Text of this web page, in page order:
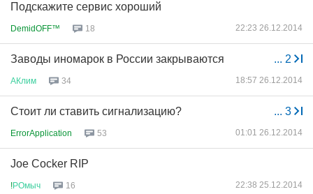
Подскажите сервис хороший
DemidOFF™ 18 22:23 26.12.2014
... 2
Заводы иномарок в России закрываются
АКлим 34 18:57 26.12.2014
... 3
Стоит ли ставить сигнализацию?
ErrorApplication 53 01:01 26.12.2014
Joe Cocker RIP
!РОмыч 16 22:38 25.12.2014